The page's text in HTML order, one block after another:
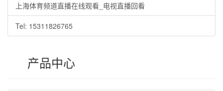
上海体育频道直播在线观看_电视直播回看
Tel: 15311826765
产品中心